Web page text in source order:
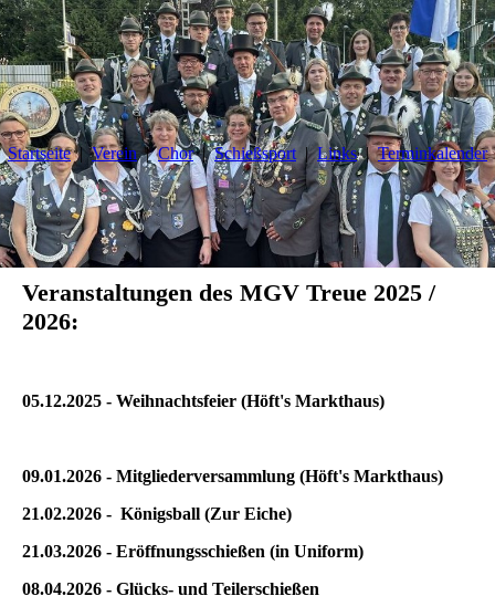
Startseite Verein Chor Schießsport Links Terminkalender
.
..
Veranstaltungen des MGV Treue 2025 /
2026:
05.12.2025 - Weihnachtsfeier (Höft's Markthaus)
09.01.2026 - Mitgliederversammlung (Höft's Markthaus)
21.02.2026 - Königsball (Zur Eiche)
21.03.2026 - Eröffnungsschießen (in Uniform)
08.04.2026 - Glücks- und Teilerschießen